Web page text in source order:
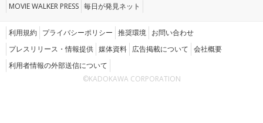
MOVIE WALKER PRESS 毎日が発見ネット
利用規約 プライバシーポリシー 推奨環境 お問い合わせ
プレスリリース・情報提供 媒体資料 広告掲載について 会社概要
利用者情報の外部送信について
©KADOKAWA CORPORATION